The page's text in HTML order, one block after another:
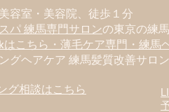
容室・美容院、徒歩１分
パ 練馬専門サロンの東京の練
こちら・薄毛ケア専門・練馬
グヘアケア 練馬髪質改善サロン
グ相談はこちら